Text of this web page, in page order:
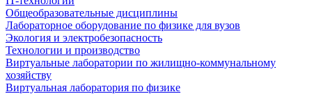
Общеобразовательные дисциплины
Лабораторное оборудование по физике для вузов
Экология и электробезопасность
Технологии и производство
Виртуальные лаборатории по жилищно-коммунальному
хозяйству
Виртуальная лаборатория по физике